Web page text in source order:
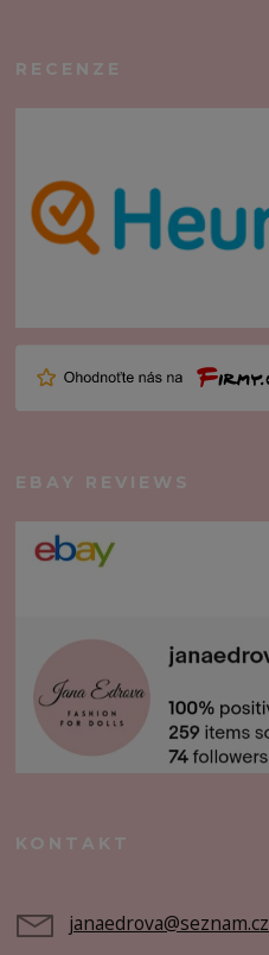
RECENZE
EBAY REVIEWS
KONTAKT
janaedrova@seznam.cz